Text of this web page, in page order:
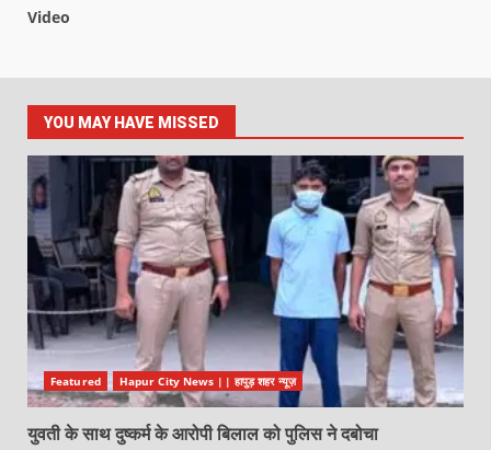
Video
YOU MAY HAVE MISSED
Featured Hapur City News || हापुड़ शहर न्यूज़
युवती के साथ दुष्कर्म के आरोपी बिलाल को पुलिस ने दबोचा